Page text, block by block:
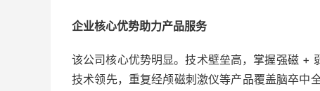
企业核心优势助力产品服务
该公司核心优势明显。技术壁垒高，掌握强磁 +
技术领先，重复经颅磁刺激仪等产品覆盖脑卒中